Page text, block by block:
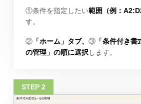
①条件を指定したい範囲（例：
す。
②「ホーム」タブ、 ③「条件付き書
の管理」の順に選択 します。